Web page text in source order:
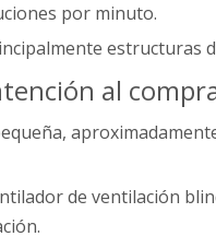
por minuto.
estructuras
al
de ventilación